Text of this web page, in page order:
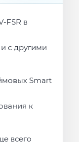
FSR в
с другими
Smart
к
всего